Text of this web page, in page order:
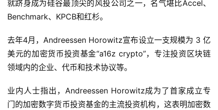
就跻身成为硅谷最顶尖的风投公司之一，名气堪比Accel、
Benchmark、KPCB和红杉。
去年4月，Andreessen Horowitz宣布设立一支规模为 3 亿
美元的加密货币投资基金“a16z crypto”，专注投资区块链
领域内的企业、代币和技术协议等。
业内人士指出，Andreessen Horowitz成为了首家成立专
门的加密数字货币投资基金的主流投资机构，这表明加密数